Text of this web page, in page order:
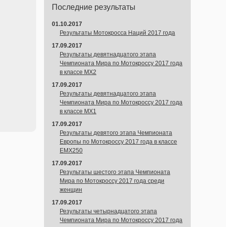
Последние результаты
01.10.2017
Результаты Мотокросса Наций 2017 года
17.09.2017
Результаты девятнадцатого этапа
Чемпионата Мира по Мотокроссу 2017 года
в классе MX2
17.09.2017
Результаты девятнадцатого этапа
Чемпионата Мира по Мотокроссу 2017 года
в классе MX1
17.09.2017
Результаты девятого этапа Чемпионата
Европы по Мотокроссу 2017 года в классе
EMX250
17.09.2017
Результаты шестого этапа Чемпионата
Мира по Мотокроссу 2017 года среди
женщин
17.09.2017
Результаты четырнадцатого этапа
Чемпионата Мира по Мотокроссу 2017 года